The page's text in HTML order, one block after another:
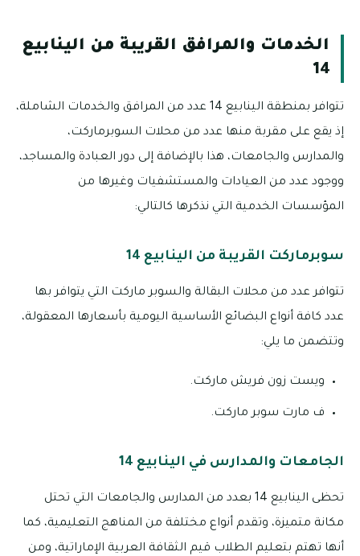
الخدمات والمرافق القريبة من الينابيع
14
تتوافر بمنطقة الينابيع 14 عدد من المرافق والخدمات الشاملة،
إذ يقع على مقربة منها عدد من محلات السوبرماركت،
والمدارس والجامعات، هذا بالإضافة إلى دور العبادة والمساجد،
ووجود عدد من العيادات والمستشفيات وغيرها من
المؤسسات الخدمية التي نذكرها كالتالي:
سوبرماركت القريبة من الينابيع 14
تتوافر عدد من محلات البقالة والسوبر ماركت التي يتوافر بها
عدد كافة أنواع البضائع الأساسية اليومية بأسعارها المعقولة،
وتتضمن ما يلي:
ويست زون فريش ماركت.
ف مارت سوبر ماركت.
الجامعات والمدارس في الينابيع 14
تحظى الينابيع 14 بعدد من المدارس والجامعات التي تحتل
مكانة متميزة، وتقدم أنواع مختلفة من المناهج التعليمية، كما
أنها تهتم بتعليم الطلاب قيم الثقافة العربية الإماراتية، ومن